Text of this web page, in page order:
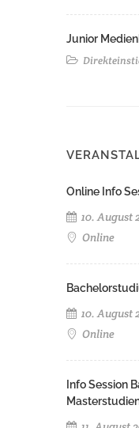
Junior
Online Info
10. August
Online
10. August
Online
Info Session